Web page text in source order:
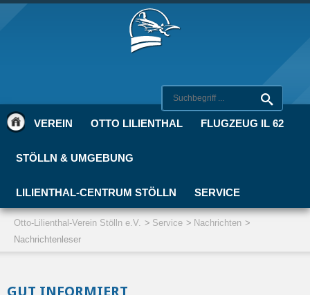
VEREIN OTTO LILIENTHAL FLUGZEUG IL 62
STÖLLN & UMGEBUNG
LILIENTHAL-CENTRUM STÖLLN SERVICE
Otto-Lilienthal-Verein Stölln e.V. Service
Nachrichten
Nachrichtenleser